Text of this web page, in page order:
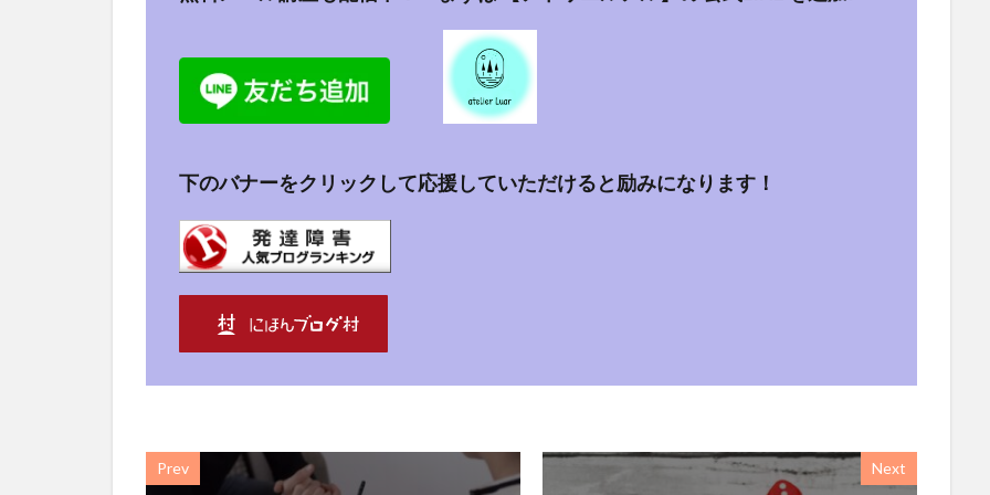
下のバナーをクリックして応援していただけると励みになります！
Prev Next